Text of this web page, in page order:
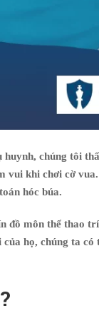
chúng tôi
vui khi chơi cờ
hóc búa.
đồ môn thể thao
họ, chúng ta có